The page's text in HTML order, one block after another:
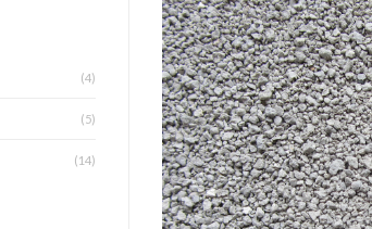
(4)
(5)
(14)